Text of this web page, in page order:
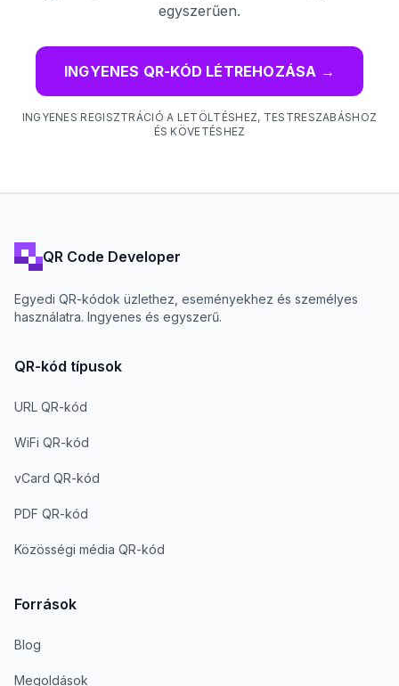
egyszerűen.
INGYENES QR-KÓD LÉTREHOZÁSA →
INGYENES REGISZTRÁCIÓ A LETÖLTÉSHEZ, TESTRESZABÁSHOZ
ÉS KÖVETÉSHEZ
QR Code Developer
Egyedi QR-kódok üzlethez, eseményekhez és személyes
használatra. Ingyenes és egyszerű.
QR-kód típusok
URL QR-kód
WiFi QR-kód
vCard QR-kód
PDF QR-kód
Közösségi média QR-kód
Források
Blog
Megoldások